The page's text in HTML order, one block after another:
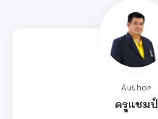
Author
ครูแชมป์